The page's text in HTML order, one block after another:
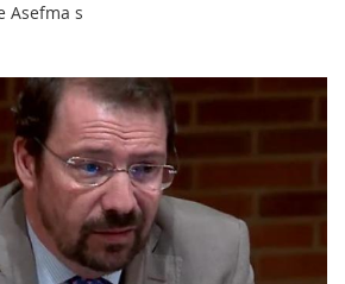
Asefma s